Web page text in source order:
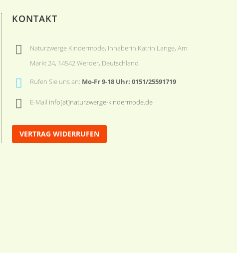
KONTAKT
Naturzwerge Kindermode, Inhaberin Katrin Lange, Am
Markt 24, 14542 Werder, Deutschland
Rufen Sie uns an: Mo-Fr 9-18 Uhr: 0151/25591719
E-Mail info[at]naturzwerge-kindermode.de
VERTRAG WIDERRUFEN